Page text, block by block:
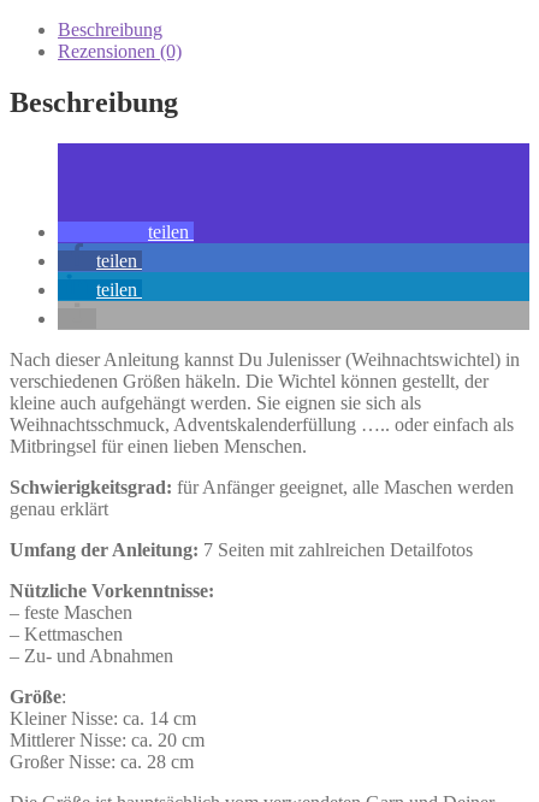
Beschreibung
Rezensionen (0)
Beschreibung
teilen
teilen
teilen
Nach dieser Anleitung kannst Du Julenisser (Weihnachtswichtel) in
verschiedenen Größen häkeln. Die Wichtel können gestellt, der
kleine auch aufgehängt werden. Sie eignen sie sich als
Weihnachtsschmuck, Adventskalenderfüllung ….. oder einfach als
Mitbringsel für einen lieben Menschen.
Schwierigkeitsgrad: für Anfänger geeignet, alle Maschen werden
genau erklärt
Umfang der Anleitung: 7 Seiten mit zahlreichen Detailfotos
Nützliche Vorkenntnisse:
– feste Maschen
– Kettmaschen
– Zu- und Abnahmen
Größe:
Kleiner Nisse: ca. 14 cm
Mittlerer Nisse: ca. 20 cm
Großer Nisse: ca. 28 cm